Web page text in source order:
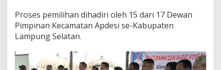
u
n
g
l
a
Proses pemilihan dihadiri oleh 15 dari 17 Dewan
Pimpinan Kecamatan Apdesi se-Kabupaten
Lampung Selatan.